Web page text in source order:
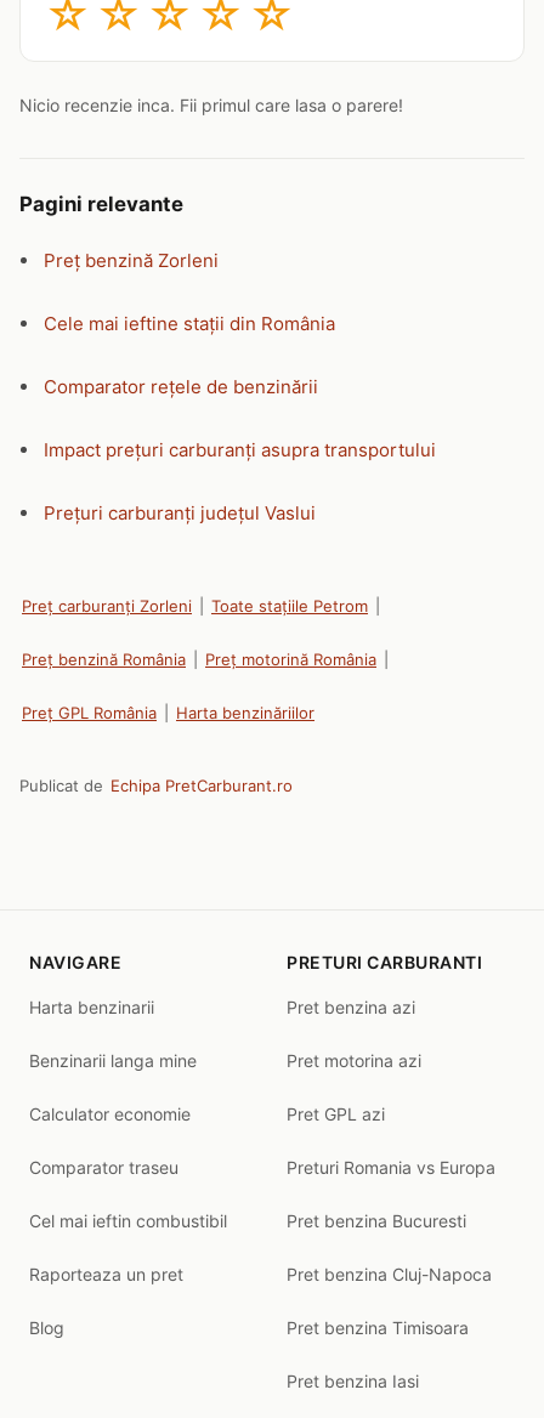
☆ ☆ ☆ ☆ ☆
Nicio recenzie inca. Fii primul care lasa o parere!
Pagini relevante
Preț benzină Zorleni
Cele mai ieftine stații din România
Comparator rețele de benzinării
Impact prețuri carburanți asupra transportului
Prețuri carburanți județul Vaslui
Preț carburanți Zorleni Toate stațiile Petrom
Preț benzină România Preț motorină România
Preț GPL România Harta benzinăriilor
Publicat de Echipa PretCarburant.ro
NAVIGARE
Harta benzinarii
Benzinarii langa mine
Calculator economie
Comparator traseu
Cel mai ieftin combustibil
Raporteaza un pret
Blog
PRETURI CARBURANTI
Pret benzina azi
Pret motorina azi
Pret GPL azi
Preturi Romania vs Europa
Pret benzina Bucuresti
Pret benzina Cluj-Napoca
Pret benzina Timisoara
Pret benzina Iasi